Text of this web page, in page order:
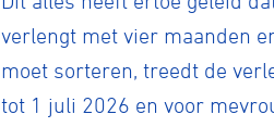
verlengt met vier maanden
moet sorteren, treedt de
tot 1 juli 2026 en voor
BMX Race